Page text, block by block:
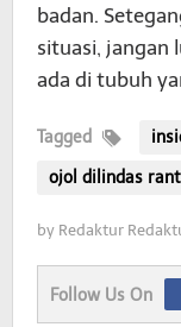
badan.
situasi, jangan
ada di tubuh
Tagged
ojol dilindas
by Redaktur
Follow Us On